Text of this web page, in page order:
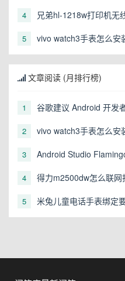
4 兄弟hl-1218w打印机无
5 vivo watch3手表怎么安
文章阅读 (月排行榜)
1
谷歌建议 Android 开发
2 vivo watch3手表怎么安
3 Android Studio
4 得力m2500dw怎么联网
5 米兔儿童电话手表绑定